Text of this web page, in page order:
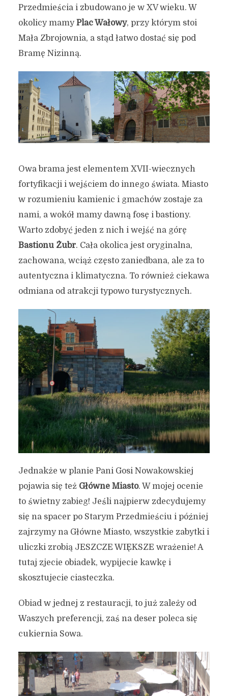
Przedmieścia i zbudowano je w XV wieku. W
okolicy mamyPlac Wałowy, przy którym stoi
Mała Zbrojownia, a stąd łatwo dostać się pod
Bramę Nizinną.
Owa brama jest elementem XVII-wiecznych
fortyfikacji i wejściem do innego świata. Miasto
w rozumieniu kamienic i gmachów zostaje za
nami, a wokół mamy dawną fosę i bastiony.
Warto zdobyć jeden z nich i wejść na górę
Bastionu Żubr. Cała okolica jest oryginalna,
zachowana, wciąż często zaniedbana, ale za to
autentyczna i klimatyczna. To również ciekawa
odmiana od atrakcji typowo turystycznych.
Jednakże w planie Pani Gosi Nowakowskiej
pojawia się też Główne Miasto. W mojej ocenie
to świetny zabieg! Jeśli najpierw zdecydujemy
się na spacer po Starym Przedmieściu i później
zajrzymy na Główne Miasto, wszystkie zabytki i
uliczki zrobią JESZCZE WIĘKSZE wrażenie! A
tutaj zjecie obiadek, wypijecie kawkę i
skosztujecie ciasteczka.
Obiad w jednej z restauracji, to już zależy od
Waszych preferencji, zaś na deser poleca się
cukiernia Sowa.